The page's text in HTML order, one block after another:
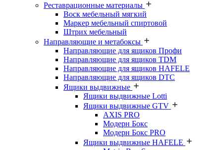
Реставрационные материалы
Воск мебельный мягкий
Маркер мебельный спиртовой
Штрих мебельный
Направляющие и метабоксы
Направляющие для ящиков Профи
Направляющие для ящиков TDM
Направляющие для ящиков HAFELE
Направляющие для ящиков DTC
Ящики выдвижные
Ящики выдвижные Lotti
Ящики выдвижные GTV
AXIS PRO
Модерн Бокс
Модерн Бокс PRO
Ящики выдвижные HAFELE